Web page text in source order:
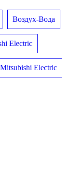
Воздух-Вода
Electric
Mitsubishi Electric